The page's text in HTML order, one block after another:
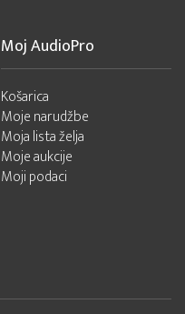
Moj AudioPro
Košarica
Moje narudžbe
Moja lista želja
Moje aukcije
Moji podaci